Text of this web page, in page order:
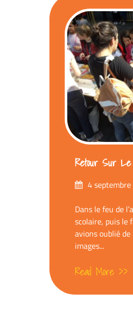
Retour Sur Le
Posted
4
Dans le feu de
scolaire, puis le
avions oublié
images...
Read More >>